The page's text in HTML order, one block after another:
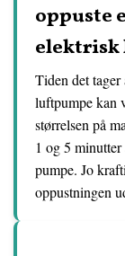
oppuste
elektrisk
Tiden det
luftpumpe kan
størrelsen på
1 og 5
pumpe. Jo
oppustningen